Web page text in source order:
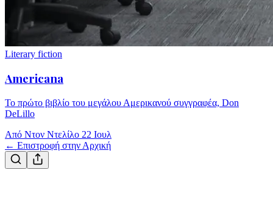
Literary fiction
Americana
Το πρώτο βιβλίο του μεγάλου Αμερικανού συγγραφέα, Don
DeLillo
Από Ντον Ντελίλο 22 Ιουλ
← Επιστροφή στην Αρχική